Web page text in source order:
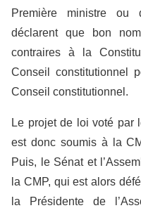
Première ministre ou
déclarent que bon
contraires à la
Conseil constitutionnel
Conseil constitutionnel.
Le projet de loi voté par
est donc soumis à la
Puis, le Sénat et
la CMP, qui est alors
la Présidente de